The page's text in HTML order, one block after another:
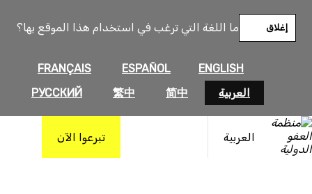
ما اللغة التي ترغب في استخدام هذا الموقع بها؟
ENGLISH
ESPAÑOL
FRANÇAIS
العربية
简中
繁中
РУССКИЙ
إغلاق
العربية تبرعوا الآن
المحتوى